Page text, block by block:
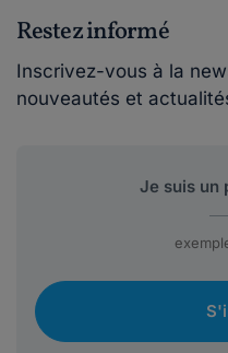
Restez informé
Inscrivez-vous à la
nouveautés et